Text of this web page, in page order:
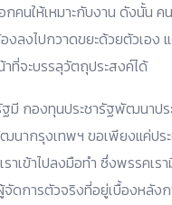
คนให้เหมาะกับงาน ดังนั้น ค
องลงไปกวาดขยะด้วยตัวเอง
าที่จะบรรลุวัตถุประสงค์ได้
มี กองทุนประชารัฐพัฒนาปร
นากรุงเทพฯ ขอเพียงแค่ปร
าเข้าไปลงมือทำ ซึ่งพรรคเรา
จัดการตัวจริงที่อยู่เบื้องหลังก